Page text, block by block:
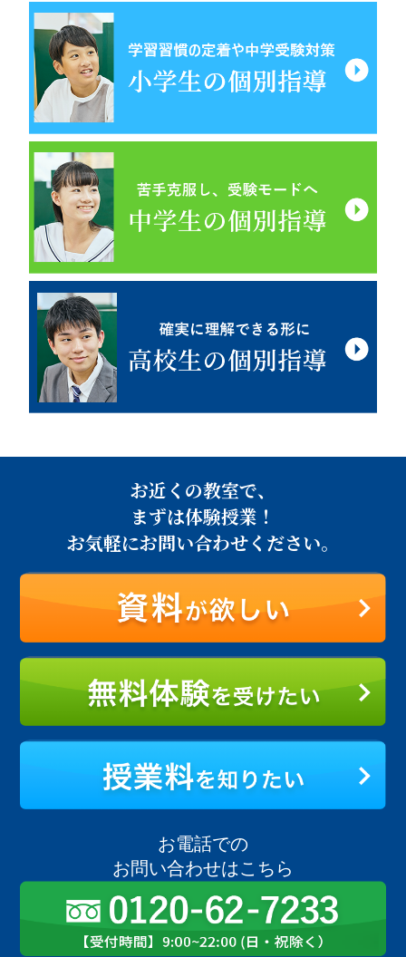
お近くの教室で、
まずは体験授業！
お気軽にお問い合わせください。
お電話での
お問い合わせはこちら